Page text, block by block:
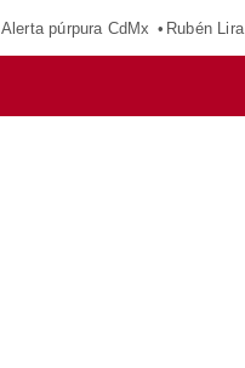
Alerta púrpura CdMx Rubén Lira